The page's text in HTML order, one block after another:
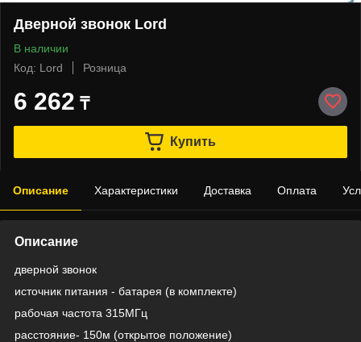
Дверной звонок Lord
В наличии
Код: Lord
Розница
6 262 ₸
Купить
Описание Характеристики Доставка Оплата
Описание
дверной звонок
источник питания - батарея (в комплекте)
рабочая частота 315МГц
расстояние- 150м (открытое положение)